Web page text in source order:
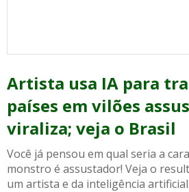
Artista usa IA para
países em vilões
viraliza; veja o Brasil
Você já pensou em qual seria a
monstro é assustador! Veja o
um artista e da inteligência artificial.